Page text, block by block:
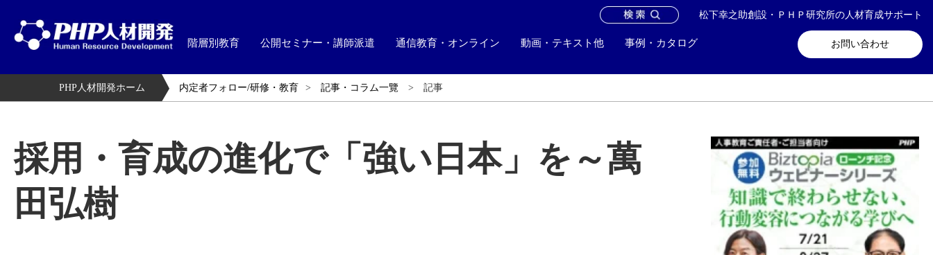
松下幸之助創設・ＰＨＰ研究所の人材育成サポート
お問い合わせ
階層別教育 公開セミナー・講師派遣 通信教育・オンライン 動画・テキスト他 事例・カタログ
お問い合わせ メールマガジン登録
PHP人材開発ホーム 内定者フォロー/研修・教育 記事・コラム一覽 記事
採用・育成の進化で「強い日本」を～萬
田弘樹